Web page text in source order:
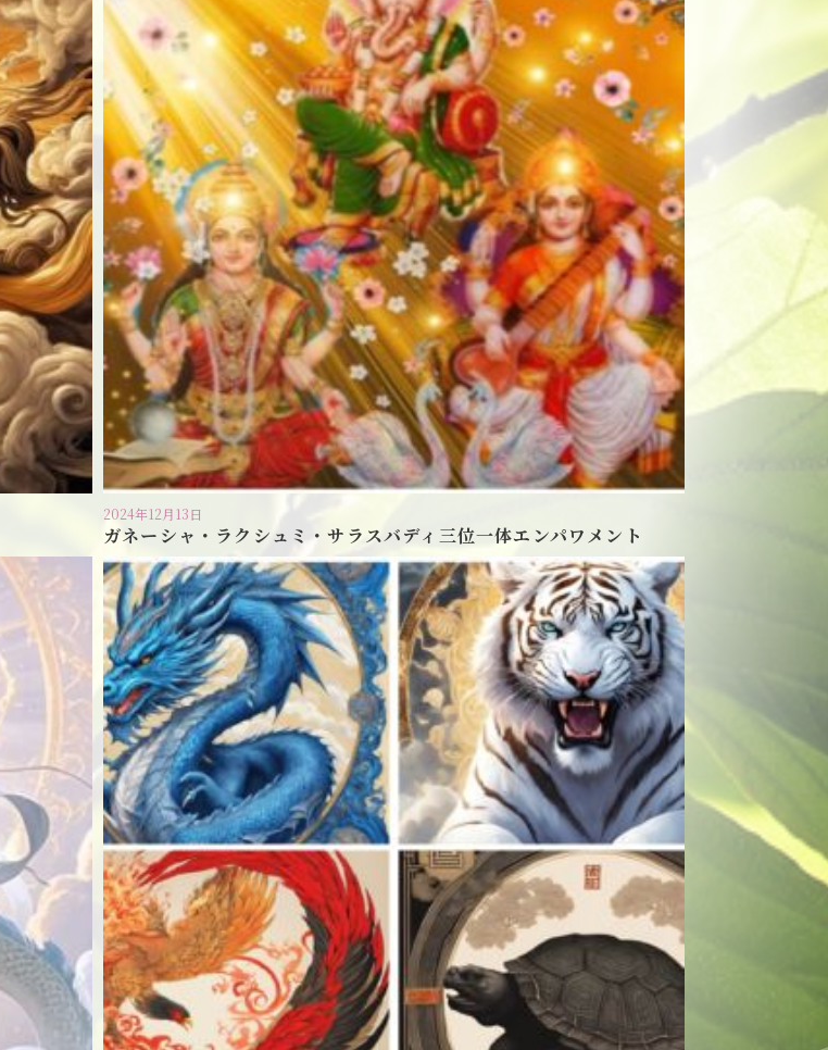
2024年12月13日
ガネーシャ・ラクシュミ・サラスバディ三位一体エンパワメント